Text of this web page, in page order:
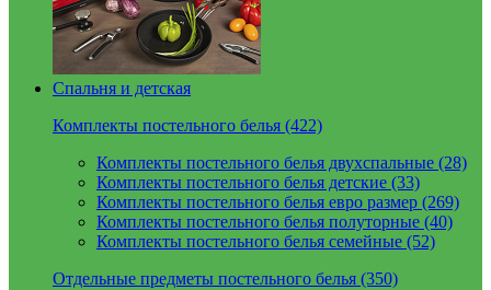
Спальня и детская
Комплекты постельного белья (422)
Комплекты постельного белья двухспальные (28)
Комплекты постельного белья детские (33)
Комплекты постельного белья евро размер (269)
Комплекты постельного белья полуторные (40)
Комплекты постельного белья семейные (52)
Отдельные предметы постельного белья (350)